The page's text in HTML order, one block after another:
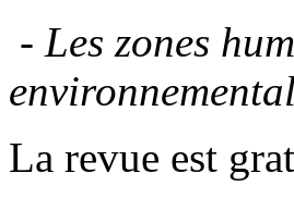
- Les zones
La revue est